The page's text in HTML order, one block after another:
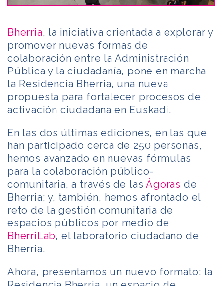
Bherria, la iniciativa orientada a explorar y
promover nuevas formas de
colaboración entre la Administración
Pública y la ciudadanía, pone en marcha
la Residencia Bherria, una nueva
propuesta para fortalecer procesos de
activación ciudadana en Euskadi.
En las dos últimas ediciones, en las que
han participado cerca de 250 personas,
hemos avanzado en nuevas fórmulas
para la colaboración público-
comunitaria, a través de lasÁgoras de
Bherria; y, también, hemos afrontado el
reto de la gestión comunitaria de
espacios públicos por medio de
BherriLab, el laboratorio ciudadano de
Bherria.
Ahora, presentamos un nuevo formato: la